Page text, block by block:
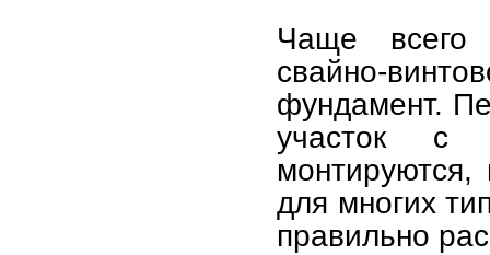
Чаще всего
свайно-
фундамент.
участок с
для многих
правильно